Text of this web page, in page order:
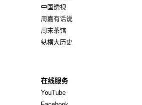
中国透视
周嘉有话说
周末茶馆
纵横大历史
在线服务
YouTube